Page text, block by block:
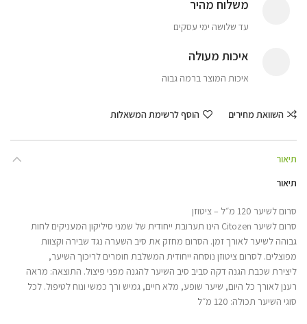
משלוח מהיר
עד שלושה ימי עסקים
איכות מעולה
איכות המוצר ברמה גבוה
השוואת מחירים הוסף לרשימת המשאלות
תיאור
תיאור
סרום לשיער 120 מ״ל – ציטוזן
סרום לשיער Citozen הינו תערובת ייחודית של שמני סיליקון המעניקים לחות
גבוהה לשיער לאורך זמן. הסרום מחזק את סיב השערה נגד שבירה וקצוות
מפוצלים. לסרום ציטוזן נוסחה ייחודית המשלבת חומרים לריכוך השיער,
ליצירת שכבת הגנה דקה סביב סיב השיער להגנה מפני פיצול. ‏התוצאה: מראה
רענן לאורך כל היום, שיער שופע, מלא חיים, גמיש ורך כמשי ונוח לטיפול. לכל
סוגי השיער תכולה: 120 מ״ל